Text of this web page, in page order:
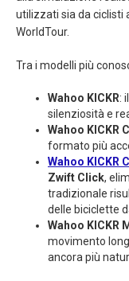
utilizzati sia da ciclisti
WorldTour.
Tra i modelli più
Wahoo KICKR:
silenziosità e
Wahoo KICKR
formato più
Wahoo KICKR
Zwift Click,
tradizionale
delle biciclette
Wahoo KICKR
movimento
ancora più